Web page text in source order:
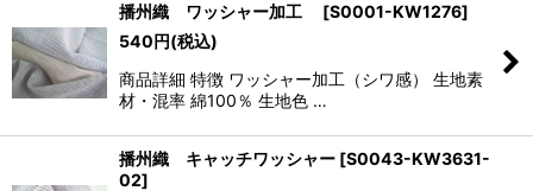
播州織 ワッシャー加工 [S0001-KW1276]
540円(税込)
商品詳細 特徴 ワッシャー加工（シワ感） 生地素
材・混率 綿100％ 生地色 …
播州織 キャッチワッシャー [S0043-KW3631-
02]